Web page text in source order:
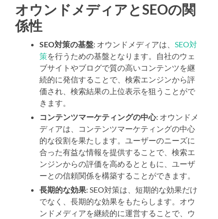
オウンドメディアとSEOの関
係性
SEO対策の基盤: オウンドメディアは、 SEO対
策を行うための基盤となります。自社のウェ
ブサイトやブログで質の高いコンテンツを継
続的に発信することで、検索エンジンから評
価され、検索結果の上位表示を狙うことがで
きます。
コンテンツマーケティングの中心: オウンドメ
ディアは、コンテンツマーケティングの中心
的な役割を果たします。ユーザーのニーズに
合った有益な情報を提供することで、検索エ
ンジンからの評価を高めるとともに、ユーザ
ーとの信頼関係を構築することができます。
長期的な効果: SEO対策は、短期的な効果だけ
でなく、長期的な効果をもたらします。オウ
ンドメディアを継続的に運営することで、ウ